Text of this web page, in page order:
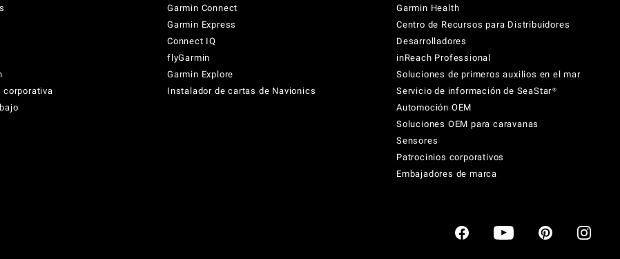
corporativa
Garmin Connect
Garmin Express
Connect IQ
flyGarmin
Garmin Explore
Instalador de cartas de Navionics
Garmin Health
Centro de Recursos para Distribuidores
Desarrolladores
inReach Professional
Soluciones de primeros auxilios en el mar
Servicio de información de SeaStar®
Automoción OEM
Soluciones OEM para caravanas
Sensores
Patrocinios corporativos
Embajadores de marca